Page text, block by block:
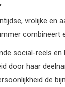
vrolijke
social-reels
door haar
de